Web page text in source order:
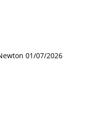
01/07/2026